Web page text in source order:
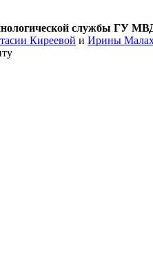
службы ГУ
Киреевой и Ирины